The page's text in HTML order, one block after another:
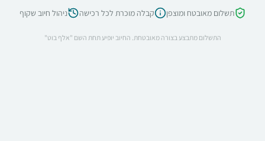
תשלום מאובטח ומוצפן קבלה מוכרת לכל רכישה ניהול חיוב שקוף
התשלום מתבצע בצורה מאובטחת. החיוב יופיע תחת השם "אלף בוט"